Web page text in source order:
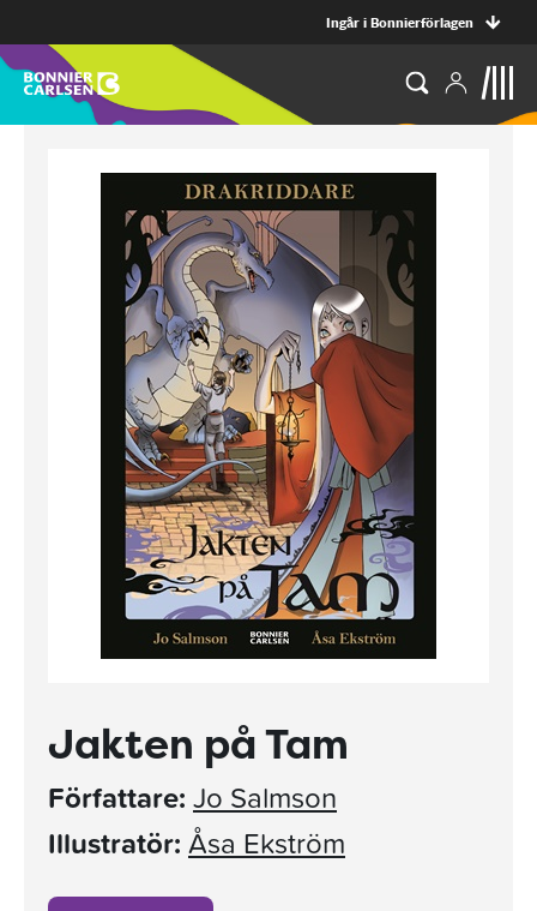
Ingår i Bonnierförlagen
Jakten på Tam
Författare: Jo Salmson
Illustratör: Åsa Ekström